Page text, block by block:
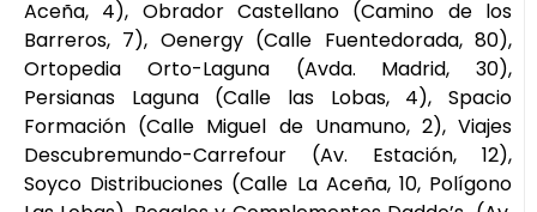
Aceña, 4), Obrador Castellano (Camino de los
Barreros, 7), Oenergy (Calle Fuentedorada, 80),
Ortopedia Orto-Laguna (Avda. Madrid, 30),
Persianas Laguna (Calle las Lobas, 4), Spacio
Formación (Calle Miguel de Unamuno, 2), Viajes
Descubremundo-Carrefour (Av. Estación, 12),
Soyco Distribuciones (Calle La Aceña, 10, Polígono